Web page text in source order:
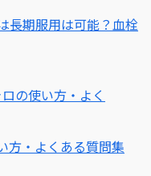
長期服用は可能？血栓
方・よくある質問集